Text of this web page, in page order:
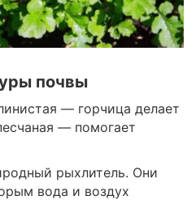
почвы
— горчица делает
— помогает
рыхлитель. Они
вода и воздух